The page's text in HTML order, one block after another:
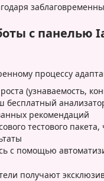
с панелью
процессу
(узнаваемость,
бесплатный
рекомендаций
тестового
с помощью
получают